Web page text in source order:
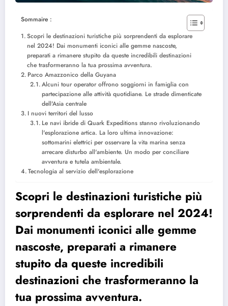
Sommaire :
Scopri le destinazioni turistiche più sorprendenti da esplorare
nel 2024! Dai monumenti iconici alle gemme nascoste,
preparati a rimanere stupito da queste incredibili destinazioni
che trasformeranno la tua prossima avventura.
Parco Amazzonico della Guyana
Alcuni tour operator offrono soggiorni in famiglia con
partecipazione alle attività quotidiane. Le strade dimenticate
dell'Asia centrale
I nuovi territori del lusso
Le navi ibride di Quark Expeditions stanno rivoluzionando
l'esplorazione artica. La loro ultima innovazione:
sottomarini elettrici per osservare la vita marina senza
arrecare disturbo all'ambiente. Un modo per conciliare
avventura e tutela ambientale.
Tecnologia al servizio dell'esplorazione
Scopri le destinazioni turistiche più
sorprendenti da esplorare nel 2024!
Dai monumenti iconici alle gemme
nascoste, preparati a rimanere
stupito da queste incredibili
destinazioni che trasformeranno la
tua prossima avventura.